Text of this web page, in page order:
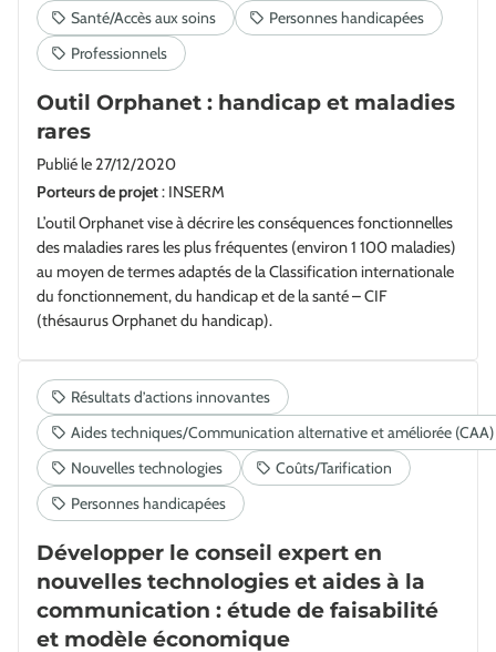
Outil Orphanet : handicap et maladies
rares
Publié le 27/12/2020
Porteurs de projet: INSERM
L’outil Orphanet vise à décrire les conséquences fonctionnelles
des maladies rares les plus fréquentes (environ 1 100 maladies)
au moyen de termes adaptés de la Classification internationale
du fonctionnement, du handicap et de la santé – CIF
(thésaurus Orphanet du handicap).
Développer le conseil expert en
nouvelles technologies et aides à la
communication : étude de faisabilité
et modèle économique